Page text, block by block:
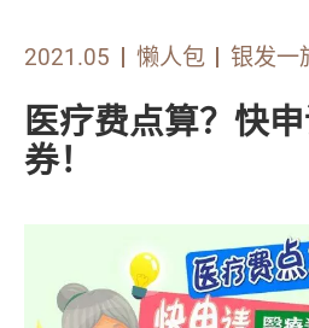
2021.05 懒人包 银发一
医疗费点算？快
券！